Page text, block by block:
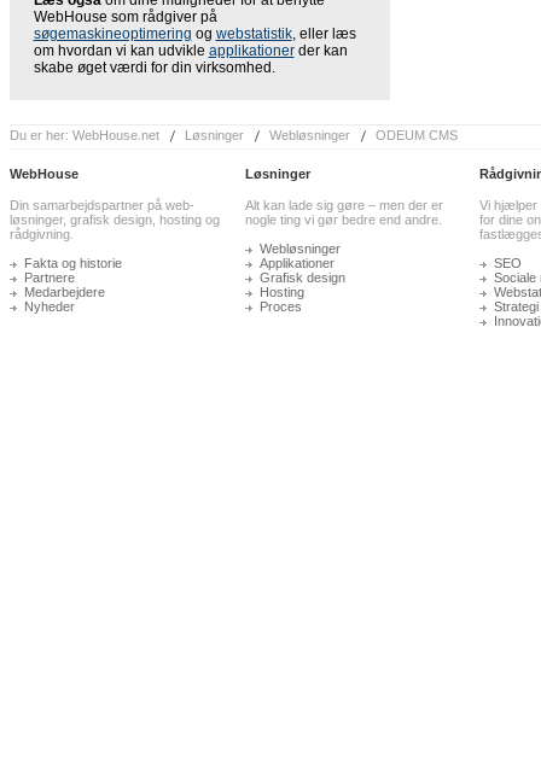
WebHouse som rådgiver på
søgemaskineoptimering og webstatistik, eller læs
om hvordan vi kan udvikle applikationerder kan
skabe øget værdi for din virksomhed.
Du er her: WebHouse.net Løsninger Webløsninger ODEUM CMS
WebHouse
Din samarbejdspartner på web-
løsninger, grafisk design, hosting og
rådgivning.
Fakta og historie
Partnere
Medarbejdere
Nyheder
Løsninger
Alt kan lade sig gøre – men der er
nogle ting vi gør bedre end andre.
Webløsninger
Applikationer
Grafisk design
Hosting
Proces
Vi hjælper
for dine
SEO
Sociale
Strategi